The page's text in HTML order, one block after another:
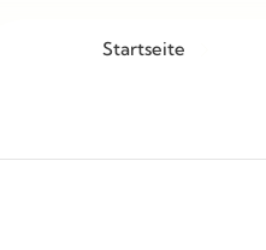
Startseite